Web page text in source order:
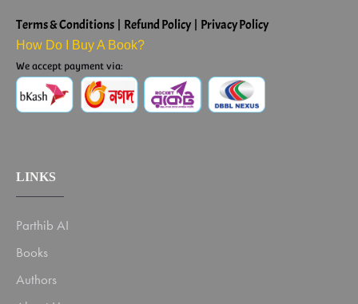
Terms & Conditions | Refund Policy | Privacy Policy
How Do I Buy A Book?
We accept payment via:
LINKS
Parthib AI
Books
Authors